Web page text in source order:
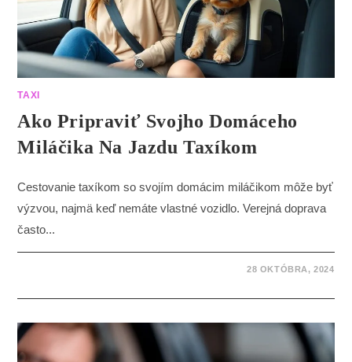
TAXI
Ako Pripraviť Svojho Domáceho
Miláčika Na Jazdu Taxíkom
Cestovanie taxíkom so svojím domácim miláčikom môže byť
výzvou, najmä keď nemáte vlastné vozidlo. Verejná doprava
často...
28 OKTÓBRA, 2024